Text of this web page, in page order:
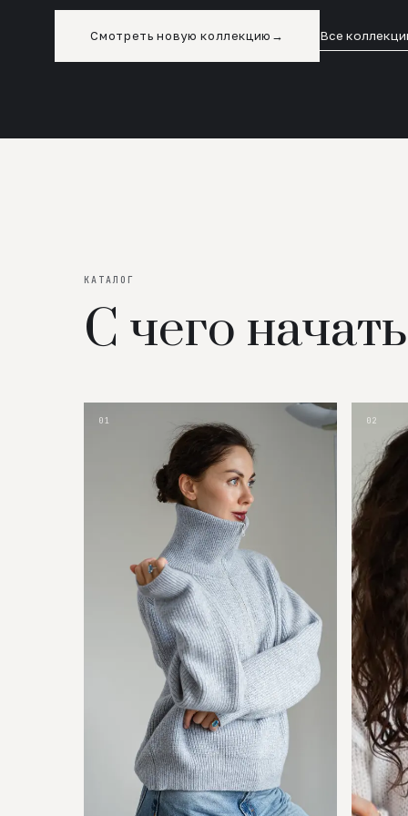
Смотреть новую коллекцию → Все
КАТАЛОГ
С чего начать
01 02